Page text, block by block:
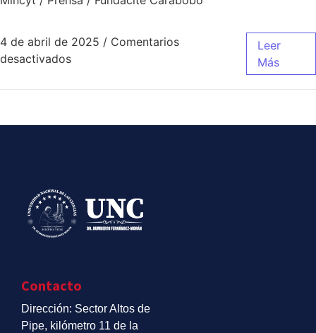
4 de abril de 2025 / Comentarios
desactivados
Leer
Más
Contacto
Dirección: Sector Altos de
Pipe, kilómetro 11 de la